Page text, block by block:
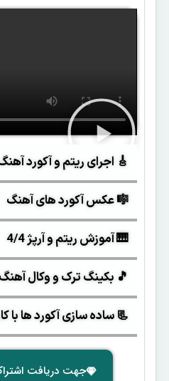
🎸 اجرای ریتم و آکورد
🎼 عکس آکورد های آهنگ
🎹 آموزش ریتم و آرپژ 4/4
🎵 بکینگ ترک و وکال آهنگ
📃 ساده سازی آکورد ها با
جهت دریافت